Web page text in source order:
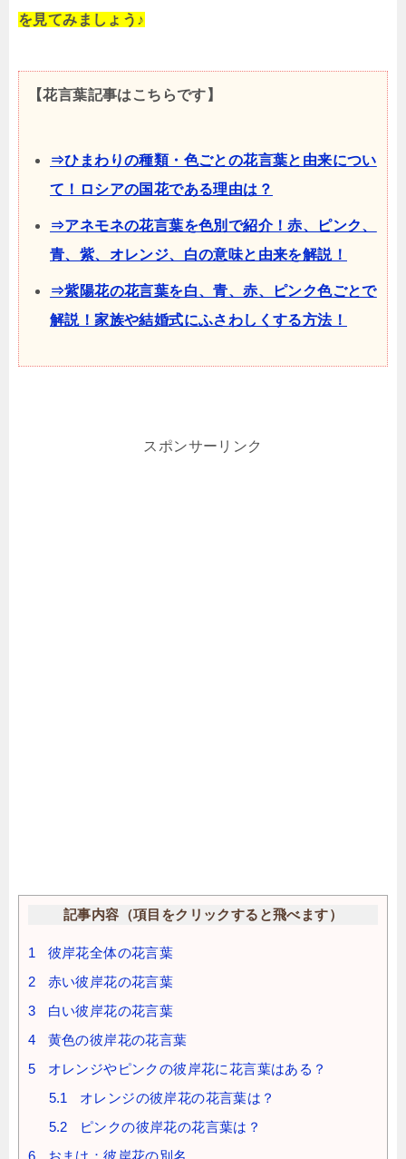
を見てみましょう♪
【花言葉記事はこちらです】
⇒ひまわりの種類・色ごとの花言葉と由来につい
て！ロシアの国花である理由は？
⇒アネモネの花言葉を色別で紹介！赤、ピンク、
青、紫、オレンジ、白の意味と由来を解説！
⇒紫陽花の花言葉を白、青、赤、ピンク色ごとで
解説！家族や結婚式にふさわしくする方法！
スポンサーリンク
記事内容（項目をクリックすると飛べます）
1 彼岸花全体の花言葉
2 赤い彼岸花の花言葉
3 白い彼岸花の花言葉
4 黄色の彼岸花の花言葉
5 オレンジやピンクの彼岸花に花言葉はある？
5.1
オレンジの彼岸花の花言葉は？
5.2 ピンクの彼岸花の花言葉は？